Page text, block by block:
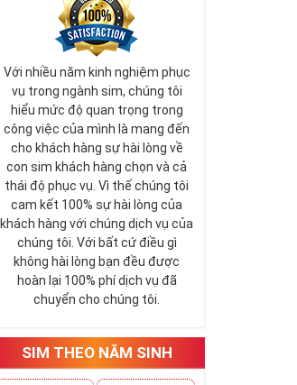
Với nhiều năm kinh nghiệm phục
vụ trong ngành sim, chúng tôi
hiểu mức độ quan trọng trong
công việc của mình là mang đến
cho khách hàng sự hài lòng về
con sim khách hàng chọn và cả
thái độ phục vụ. Vì thế chúng tôi
cam kết 100% sự hài lòng của
khách hàng với chúng dịch vụ của
chúng tôi. Với bất cứ điều gì
không hài lòng bạn đều được
hoàn lại 100% phí dịch vụ đã
chuyển cho chúng tôi.
SIM THEO NĂM SINH